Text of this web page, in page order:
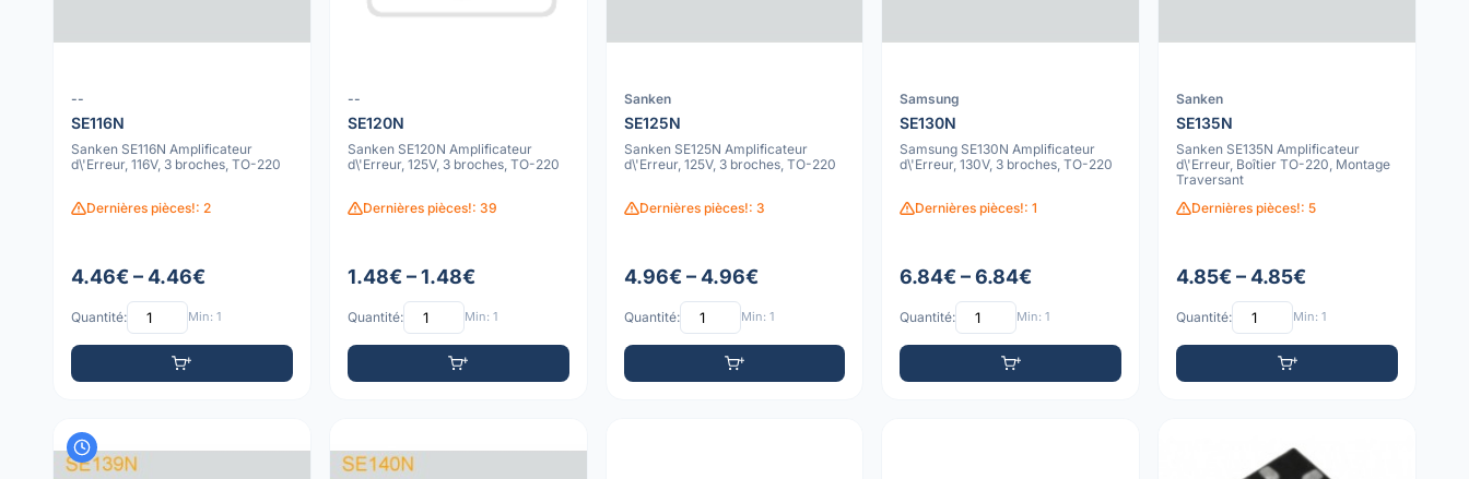
--
SE116N
Sanken SE116N Amplificateur
d\'Erreur, 116V, 3 broches, TO-220
Dernières pièces!: 2
4.46€ – 4.46€
Quantité: Min: 1
--
SE120N
Sanken SE120N Amplificateur
d\'Erreur, 125V, 3 broches, TO-220
Dernières pièces!: 39
1.48€ – 1.48€
Quantité: Min: 1
Sanken
SE125N
Sanken SE125N Amplificateur
d\'Erreur, 125V, 3 broches, TO-220
Dernières pièces!: 3
4.96€ – 4.96€
Quantité: Min: 1
Samsung
SE130N
Samsung SE130N Amplificateur
d\'Erreur, 130V, 3 broches, TO-220
Dernières pièces!: 1
6.84€ – 6.84€
Quantité: Min: 1
Sanken
SE135N
Sanken SE135N Amplificateur
d\'Erreur, Boîtier TO-220, Montage
Traversant
Dernières pièces!: 5
4.85€ – 4.85€
Quantité: Min: 1